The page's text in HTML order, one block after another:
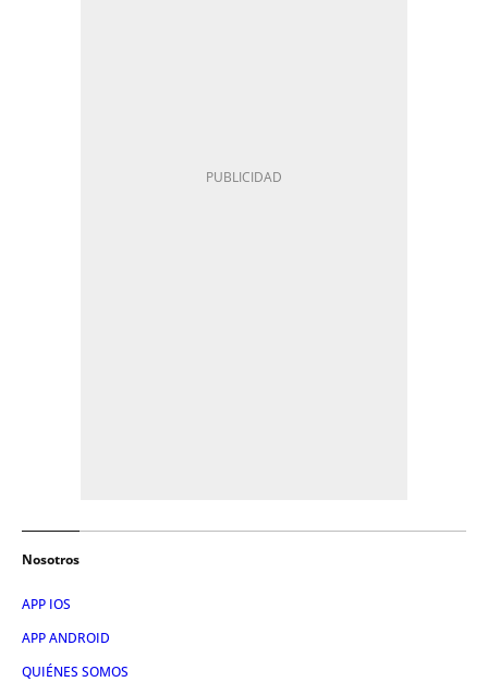
Nosotros
APP IOS
APP ANDROID
QUIÉNES SOMOS